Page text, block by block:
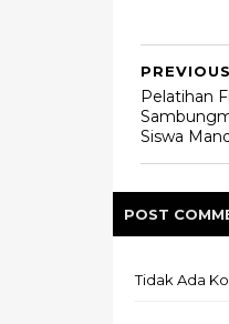
PREVIOUS
Pelatihan
Siswa
POST
Tidak Ada